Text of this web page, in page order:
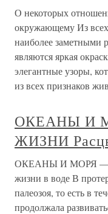
О некоторых
окружающему Из
наиболее заметными
являются яркая
элегантные узоры,
из всех признаков
ОКЕАНЫ И
ЖИЗНИ
ОКЕАНЫ И МОРЯ —
жизни в воде В
палеозоя, то есть в
продолжала